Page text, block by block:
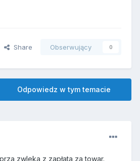
Share Obserwujący 0
Odpowiedz w tym temacie
zwleka z zapłata za towar.